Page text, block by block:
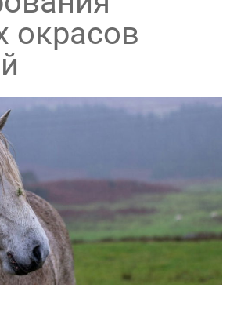
окрасов